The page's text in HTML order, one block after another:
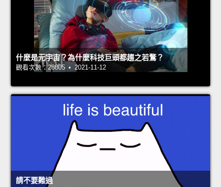
什麼是元宇宙？為什麼科技巨頭都趨之若鶩？
觀看次數：28805 • 2021-11-12
請不要難過